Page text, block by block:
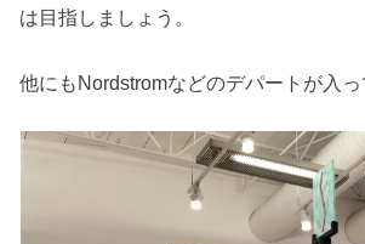
は目指しましょう。
他にもNordstromなどのデパートが入っ